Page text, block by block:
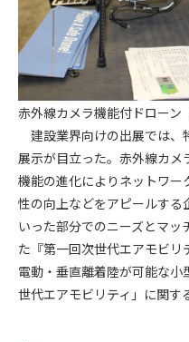
赤外線カメラ機能付ドローン
建設業界向けの出展では、
展示が目立った。赤外線カ
機能の進化によりネットワ
性の向上などをアピールする
いった部分でのニーズとマ
た『第一回次世代エアモビリ
電動・垂直離着陸が可能な
世代エアモビリティ」に関す
ん。
3. 会員は、IDおよびパスワ
第三者（他の会員を含む
を負うものとし、管理者
第6条（会員の禁止事項）
1. 会員は建設資料館WEB上
す。
(1) 第三者または管理者の著
る行為
(2) 第三者または管理者の
為
(3) 第三者または管理者を誹
(4) 有害なコンピュータプロ
(5) 第三者に不利益を与える